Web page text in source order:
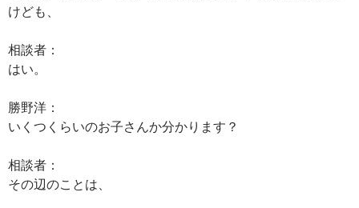
けども、
相談者：
はい。
勝野洋：
いくつくらいのお子さんか分かります？
相談者：
その辺のことは、